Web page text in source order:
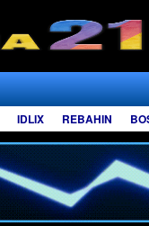
IDLIX REBAHIN